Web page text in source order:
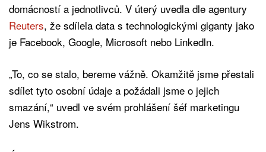
domácností a jednotlivců. V úterý uvedla dle agentury
Reuters, že sdílela data s technologickými giganty jako
je Facebook, Google, Microsoft nebo Linkedln.
„To, co se stalo, bereme vážně. Okamžitě jsme přestali
sdílet tyto osobní údaje a požádali jsme o jejich
smazání,“ uvedl ve svém prohlášení šéf marketingu
Jens Wikstrom.